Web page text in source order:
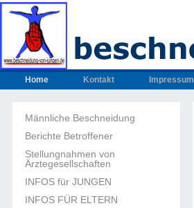
Home Kontakt Impressum
Männliche Beschneidung
Berichte Betroffener
Stellungnahmen von
Ärztegesellschaften
INFOS für JUNGEN
INFOS FÜR ELTERN